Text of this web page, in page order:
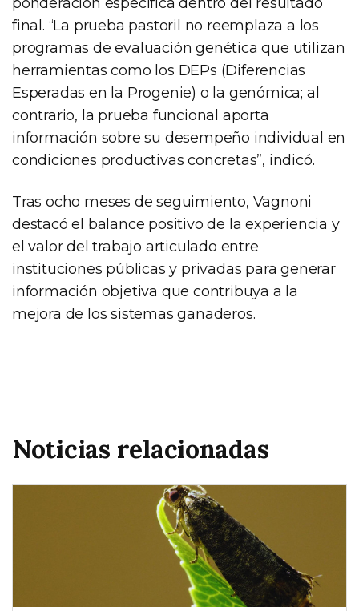
final. “La prueba pastoril no reemplaza a los
programas de evaluación genética que utilizan
herramientas como los DEPs (Diferencias
Esperadas en la Progenie) o la genómica; al
contrario, la prueba funcional aporta
información sobre su desempeño individual en
condiciones productivas concretas”, indicó.
Tras ocho meses de seguimiento, Vagnoni
destacó el balance positivo de la experiencia y
el valor del trabajo articulado entre
instituciones públicas y privadas para generar
información objetiva que contribuya a la
mejora de los sistemas ganaderos.
Noticias relacionadas